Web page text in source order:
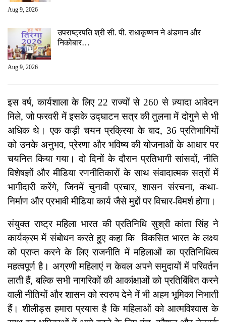
Aug 9, 2026
उपराष्ट्रपति श्री सी. पी. राधाकृष्णन ने अंडमान और
निकोबार…
Aug 9, 2026
इस वर्ष, कार्यशाला के लिए 22 राज्यों से 260 से ज़्यादा आवेदन
मिले, जो फरवरी में इसके उद्घाटन सत्र की तुलना में दोगुने से भी
अधिक थे। एक कड़ी चयन प्रक्रिया के बाद, 36 प्रतिभागियों
को उनके अनुभव, प्रेरणा और भविष्य की योजनाओं के आधार पर
चयनित किया गया। दो दिनों के दौरान प्रतिभागी सांसदों, नीति
विशेषज्ञों और मीडिया रणनीतिकारों के साथ संवादात्मक सत्रों में
भागीदारी करेंगे, जिनमें चुनावी प्रचार, शासन संरचना, कथा-
निर्माण और प्रभावी मीडिया कार्य जैसे मुद्दों पर विचार-विमर्श होगा।
संयुक्त राष्ट्र महिला भारत की प्रतिनिधि सुश्री कांता सिंह ने
कार्यक्रम में संबोधन करते हुए कहा कि विकसित भारत के लक्ष्य
को प्राप्त करने के लिए राजनीति में महिलाओं का प्रतिनिधित्व
महत्वपूर्ण है। अग्रणी महिलाएं न केवल अपने समुदायों में परिवर्तन
लाती हैं, बल्कि सभी नागरिकों की आकांक्षाओं को प्रतिबिंबित करने
वाली नीतियों और शासन को स्वरुप देने में भी अहम भूमिका निभाती
हैं। शीलीड्स हमारा प्रयास है कि महिलाओं को आत्मविश्वास के